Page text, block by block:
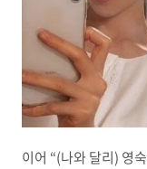
이어 “(나와 달리) 영